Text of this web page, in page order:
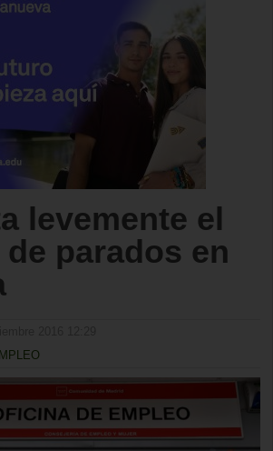
levemente el
parados en